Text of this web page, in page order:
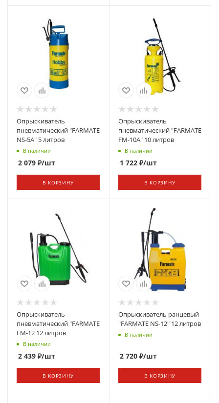
Опрыскиватель
пневматический "FARMATЕ
NS-5A" 5 литров
В наличии
2 079 ₽/шт
В КОРЗИНУ
Опрыскиватель
пневматический "FARMATЕ
FM-10A" 10 литров
В наличии
1 722 ₽/шт
В КОРЗИНУ
Опрыскиватель
пневматический "FARMATЕ
FM-12 12 литров
В наличии
2 439 ₽/шт
В КОРЗИНУ
Опрыскиватель ранцевый
"FARMATЕ NS-12" 12 литров
В наличии
2 720 ₽/шт
В КОРЗИНУ